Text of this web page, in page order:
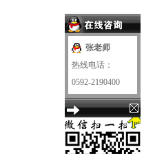
张老师
热线电话：
0592-2190400